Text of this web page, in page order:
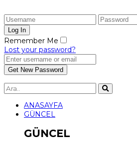
Remember Me
Lost your password?
ANASAYFA
GÜNCEL
GÜNCEL